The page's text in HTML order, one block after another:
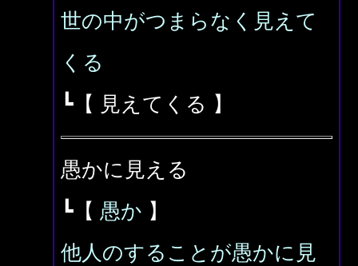
世の中がつまらなく見えて
くる
┗【 見えてくる 】
愚かに見える
┗【 愚か 】
他人のすることが愚かに見